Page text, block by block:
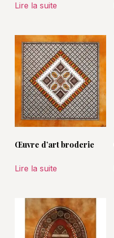
Lire la suite
Œuvre d’art broderie
Lire la suite